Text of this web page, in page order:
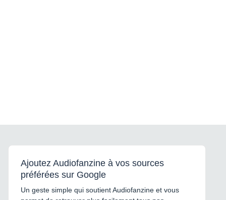
Ajoutez Audiofanzine à vos sources
préférées sur Google
Un geste simple qui soutient Audiofanzine et vous